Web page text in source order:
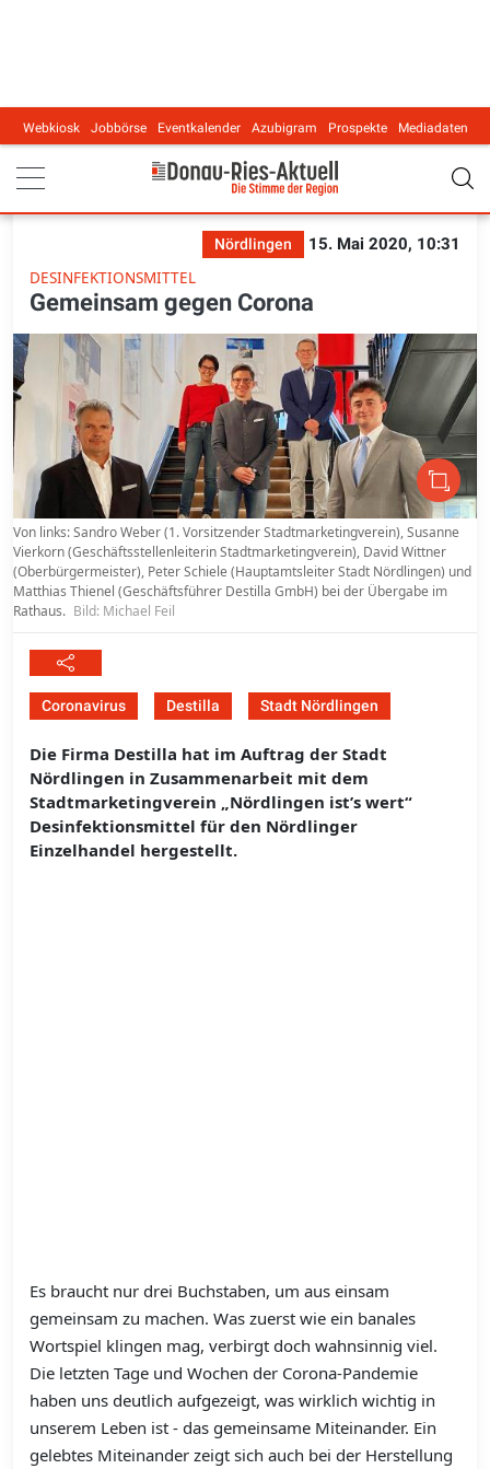
Main navigation
Webkiosk Jobbörse Eventkalender Azubigram Prospekte Mediadaten
Nördlingen
15. Mai 2020, 10:31
DESINFEKTIONSMITTEL
Gemeinsam gegen Corona
Von links: Sandro Weber (1. Vorsitzender Stadtmarketingverein), Susanne
Vierkorn (Geschäftsstellenleiterin Stadtmarketingverein), David Wittner
(Oberbürgermeister), Peter Schiele (Hauptamtsleiter Stadt Nördlingen) und
Matthias Thienel (Geschäftsführer Destilla GmbH) bei der Übergabe im
Rathaus. Bild: Michael Feil
Coronavirus Destilla Stadt Nördlingen
Die Firma Destilla hat im Auftrag der Stadt
Nördlingen in Zusammenarbeit mit dem
Stadtmarketingverein „Nördlingen ist’s wert“
Desinfektionsmittel für den Nördlinger
Einzelhandel hergestellt.
Es braucht nur drei Buchstaben, um aus einsam
gemeinsam zu machen. Was zuerst wie ein banales
Wortspiel klingen mag, verbirgt doch wahnsinnig viel.
Die letzten Tage und Wochen der Corona-Pandemie
haben uns deutlich aufgezeigt, was wirklich wichtig in
unserem Leben ist - das gemeinsame Miteinander. Ein
gelebtes Miteinander zeigt sich auch bei der Herstellung